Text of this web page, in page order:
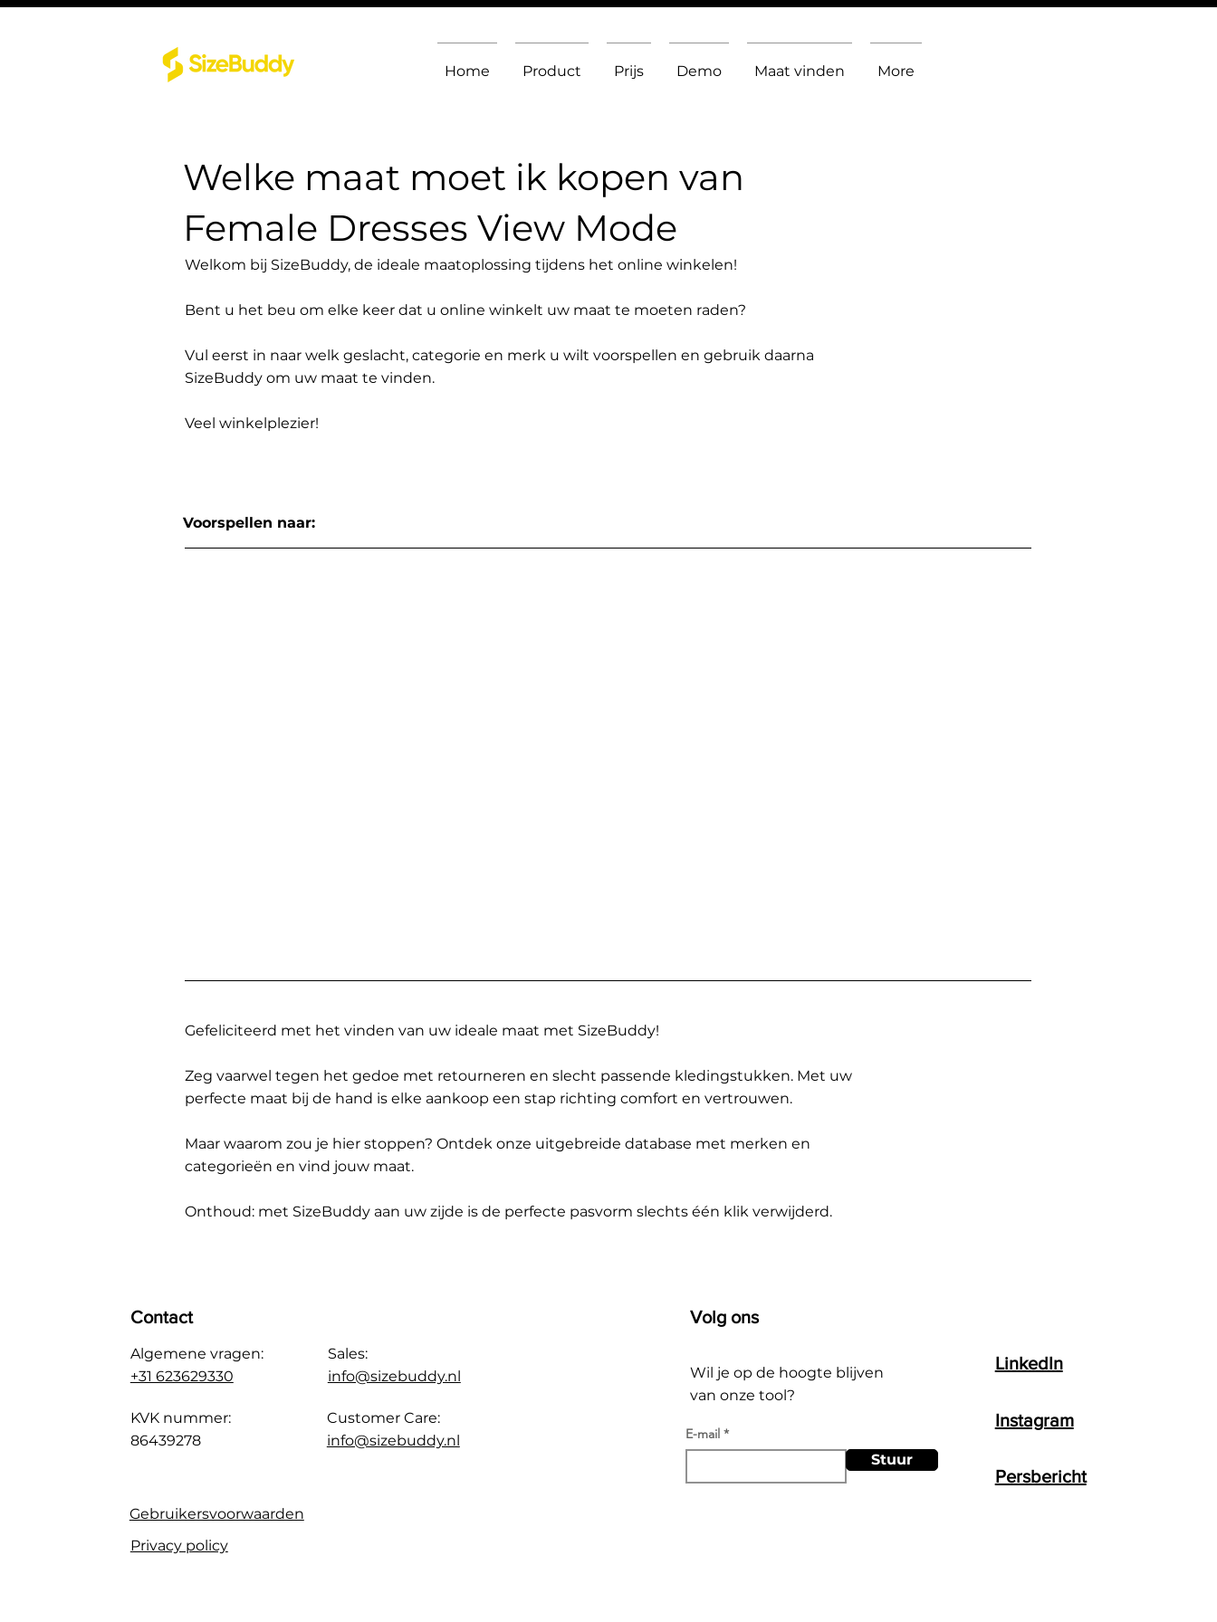
Home Product Prijs Demo Maat vinden More
Welke maat moet ik kopen van
Female Dresses View Mode
Welkom bij SizeBuddy, de ideale maatoplossing tijdens het online winkelen!
Bent u het beu om elke keer dat u online winkelt uw maat te moeten raden?
Vul eerst in naar welk geslacht, categorie en merk u wilt voorspellen en gebruik daarna
SizeBuddy om uw maat te vinden.
Veel winkelplezier!
Voorspellen naar:
Gefeliciteerd met het vinden van uw ideale maat met SizeBuddy!
Zeg vaarwel tegen het gedoe met retourneren en slecht passende kledingstukken. Met uw
perfecte maat bij de hand is elke aankoop een stap richting comfort en vertrouwen.
Maar waarom zou je hier stoppen? Ontdek onze uitgebreide database met merken en
categorieën en vind jouw maat.
Onthoud: met SizeBuddy aan uw zijde is de perfecte pasvorm slechts één klik verwijderd.
Contact
Algemene vragen:
+31 623629330
KVK nummer:
86439278
Sales:
info@sizebuddy.nl
Customer Care:
info@sizebuddy.nl
Gebruikersvoorwaarden
Privacy policy
Volg ons
Wil je op de hoogte blijven
van onze tool?
E-mail
Stuur
LinkedIn
Instagram
Persbericht